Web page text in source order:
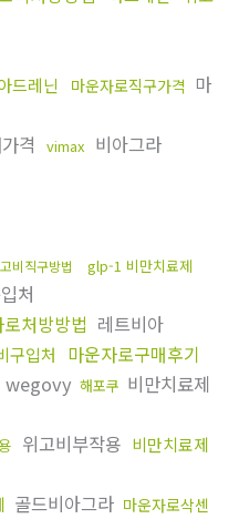
드레닌 마운자로직구가격 마
격 vimax 비아그라
비직구방법 glp-1 비만치료제
처
처방방법 레트비아
구입처
마운자로구매후기
wegovy 해포쿠 비만치료제
위고비부작용 비만치료제
골드비아그라 마운자로삭센